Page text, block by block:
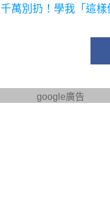
萬別扔！學我「這
google廣告